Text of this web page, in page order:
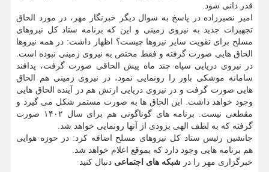
قدر دانی شود.
امیر نصیرزاده در پاسخ به سوال دیگر خبرنگار مهر، در مورد الحاق
تجهیزات جدید به نیروی زمینی و این که برنامه ستاد کل نیروهای
مسلح برای تقویت سایر نیروها چیست؟ اظهار داشت: در همه نیروها
الحاق هایی صورت گرفته و فقط مختص به نیروی زمینی نبوده است.
در نیروی دریایی سپاه چند ماه پیش الحاقی صورت گرفت، پدافند
سامانه موشکی باور را رونمایی نمود، در نیروی زمینی هم الحاق
هایی صورت گرفت و در نیروی دریایی ارتش هم در آینده الحاق هایی
وجود خواهد داشت. این الحاق ها به صورت مستمر شکل می گیرد و
مقطعی نیست. برنامه های گوناگونی هم برای سال ۱۴۰۲ صورت
گرفته که به لطف الهی بزودی از آنها رونمایی خواهد شد.
جانشین رئیس ستاد کل نیروهای مسلح اضافه کرد: در حوزه هوایی
هم برنامه هایی وجود دارد که بموقع اعلام خواهد شد.
خبرگزاری مهر را در شبکه های اجتماعی دنبال کنید